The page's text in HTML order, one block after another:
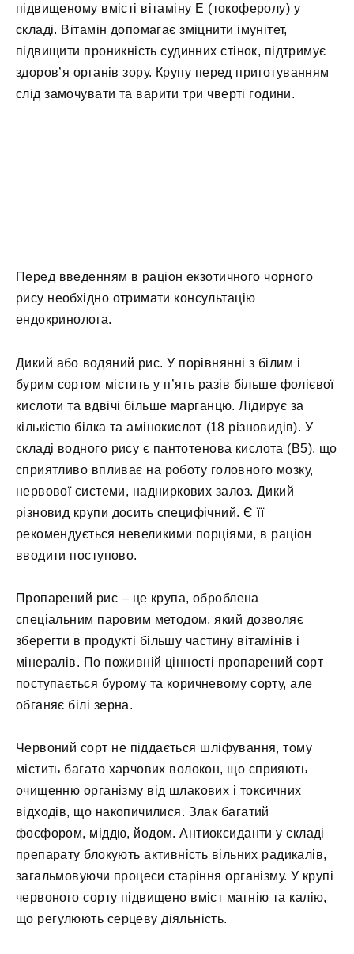
підвищеному вмісті вітаміну Е (токоферолу) у
складі. Вітамін допомагає зміцнити імунітет,
підвищити проникність судинних стінок, підтримує
здоров’я органів зору. Крупу перед приготуванням
слід замочувати та варити три чверті години.
Перед введенням в раціон екзотичного чорного
рису необхідно отримати консультацію
ендокринолога.
Дикий або водяний рис. У порівнянні з білим і
бурим сортом містить у п’ять разів більше фолієвої
кислоти та вдвічі більше марганцю. Лідирує за
кількістю білка та амінокислот (18 різновидів). У
складі водного рису є пантотенова кислота (В5), що
сприятливо впливає на роботу головного мозку,
нервової системи, надниркових залоз. Дикий
різновид крупи досить специфічний. Є її
рекомендується невеликими порціями, в раціон
вводити поступово.
Пропарений рис – це крупа, оброблена
спеціальним паровим методом, який дозволяє
зберегти в продукті більшу частину вітамінів і
мінералів. По поживній цінності пропарений сорт
поступається бурому та коричневому сорту, але
обганяє білі зерна.
Червоний сорт не піддається шліфування, тому
містить багато харчових волокон, що сприяють
очищенню організму від шлакових і токсичних
відходів, що накопичилися. Злак багатий
фосфором, міддю, йодом. Антиоксиданти у складі
препарату блокують активність вільних радикалів,
загальмовуючи процеси старіння організму. У крупі
червоного сорту підвищено вміст магнію та калію,
що регулюють серцеву діяльність.